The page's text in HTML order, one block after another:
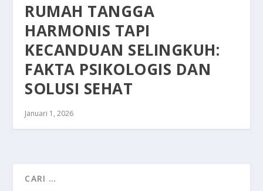
RUMAH TANGGA
HARMONIS TAPI
KECANDUAN SELINGKUH:
FAKTA PSIKOLOGIS DAN
SOLUSI SEHAT
Januari 1, 2026